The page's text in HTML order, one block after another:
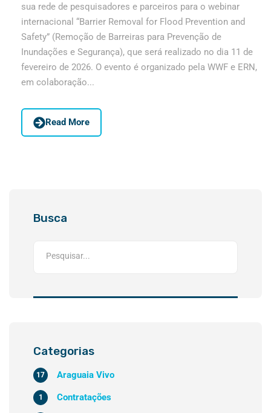
sua rede de pesquisadores e parceiros para o webinar
internacional “Barrier Removal for Flood Prevention and
Safety” (Remoção de Barreiras para Prevenção de
Inundações e Segurança), que será realizado no dia 11 de
fevereiro de 2026. O evento é organizado pela WWF e ERN,
em colaboração...
Read More
Busca
Categorias
Araguaia Vivo
17
Contratações
1